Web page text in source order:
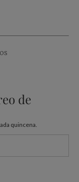
de
quincena.